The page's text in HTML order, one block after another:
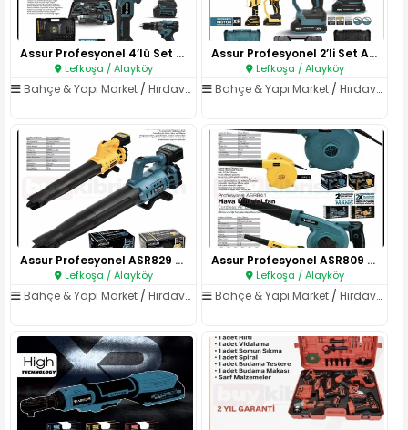
Assur Profesyonel 4’lü Set ASR..
Lefkoşa / Alayköy
Bahçe & Yapı Market / Hırdavat & El Aletleri
Assur Profesyonel 2’li Set ASR..
Lefkoşa / Alayköy
Bahçe & Yapı Market /Hırdavat & El Aletleri
Assur Profesyonel ASR829 Akülü..
Lefkoşa / Alayköy
Bahçe & Yapı Market / Hırdavat & El Aletleri
Assur Profesyonel ASR809 Elekt..
Lefkoşa / Alayköy
Bahçe & Yapı Market /Hırdavat & El Aletleri